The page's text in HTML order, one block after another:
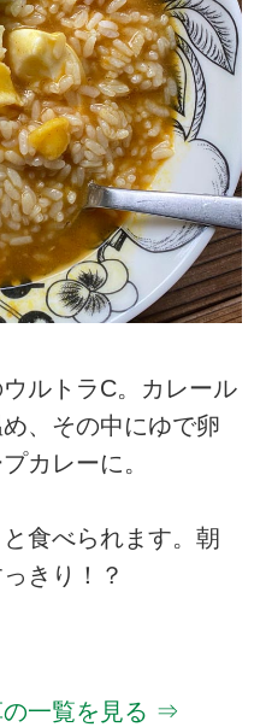
ルトラC。カレール
、その中にゆで卵
カレーに。
食べられます。朝
きり！？
の一覧を見る ⇒